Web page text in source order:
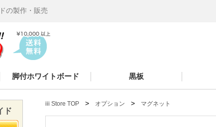
の製作・販売
脚付ホワイトボード 黒板
ド
iii Store TOP > オプション > マグネット